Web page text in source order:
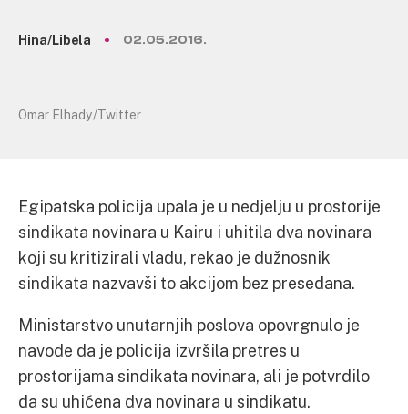
Hina/Libela 02.05.2016.
Omar Elhady/Twitter
Egipatska policija upala je u nedjelju u prostorije
sindikata novinara u Kairu i uhitila dva novinara
koji su kritizirali vladu, rekao je dužnosnik
sindikata nazvavši to akcijom bez presedana.
Ministarstvo unutarnjih poslova opovrgnulo je
navode da je policija izvršila pretres u
prostorijama sindikata novinara, ali je potvrdilo
da su uhićena dva novinara u sindikatu.